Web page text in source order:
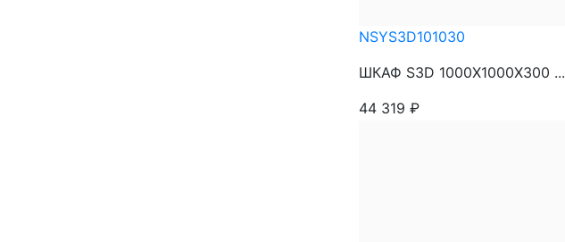
NSYS3D101030
ШКАФ S3D 1000Х1000Х300 ...
44 319 ₽